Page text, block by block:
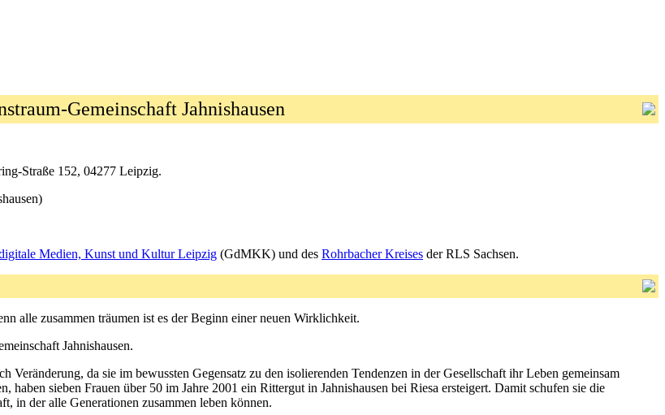
Gemeinschaft Jahnishausen
Straße 152, 04277 Leipzig.
Medien, Kunst und Kultur Leipzig (GdMKK) und des Rohrbacher Kreises der RLS Sachsen.
alle zusammen träumen ist es der Beginn einer neuen Wirklichkeit.
Jahnishausen.
Veränderung, da sie im bewussten Gegensatz zu den isolierenden Tendenzen in der Gesellschaft ihr Leben gemeinsam
haben sieben Frauen über 50 im Jahre 2001 ein Rittergut in Jahnishausen bei Riesa ersteigert. Damit schufen sie die
in der alle Generationen zusammen leben können.